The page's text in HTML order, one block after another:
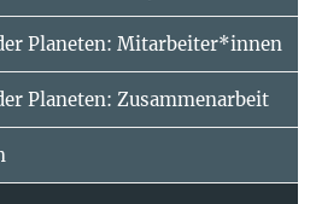
Planeten: Mitarbeiter*innen
Planeten: Zusammenarbeit